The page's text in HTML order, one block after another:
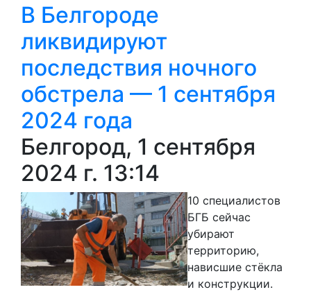
В Белгороде
ликвидируют
последствия ночного
обстрела — 1 сентября
2024 года
Белгород, 1 сентября
2024 г. 13:14
10 специалистов
БГБ сейчас
убирают
территорию,
нависшие стёкла
и конструкции.